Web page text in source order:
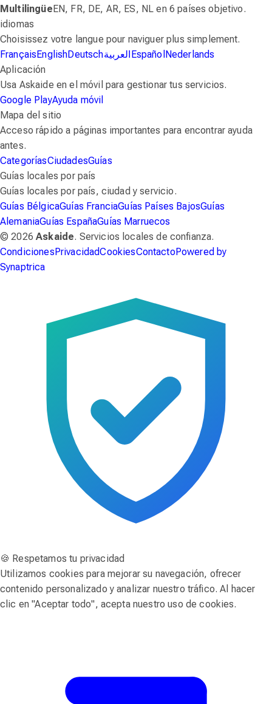
MultilingüeEN, FR, DE, AR, ES, NL en 6 países objetivo.
idiomas
Choisissez votre langue pour naviguer plus simplement.
FrançaisEnglishDeutschالعربيةEspañol Nederlands
Aplicación
Usa Askaide en el móvil para gestionar tus servicios.
Google PlayAyuda móvil
Mapa del sitio
Acceso rápido a páginas importantes para encontrar ayuda
antes.
CategoríasCiudadesGuías
Guías locales por país
Guías locales por país, ciudad y servicio.
Guías BélgicaGuías FranciaGuías Países BajosGuías
AlemaniaGuías EspañaGuías Marruecos
© 2026Askaide. Servicios locales de confianza.
CondicionesPrivacidadCookiesContactoPowered by
Synaptrica
🍪 Respetamos tu privacidad
Utilizamos cookies para mejorar su navegación, ofrecer
contenido personalizado y analizar nuestro tráfico. Al hacer
clic en "Aceptar todo", acepta nuestro uso de cookies.